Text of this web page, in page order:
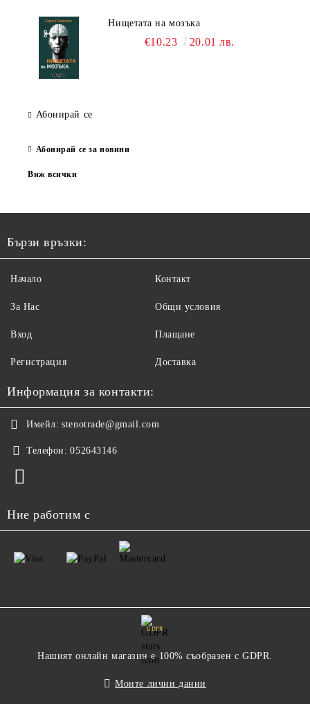
Нищетата на мозъка
€10.23 20.01 лв.
Абонирай се
Абонирай се за новини
Виж всички
Бързи връзки:
Начало
За Нас
Вход
Регистрация
Контакт
Общи условия
Плащане
Доставка
Информация за контакти:
Имейл: stenotrade@gmail.com
Телефон: 052643146
Ние работим с
GDPR
Нашият онлайн магазин е 100% съобразен с GDPR.
Моите лични данни